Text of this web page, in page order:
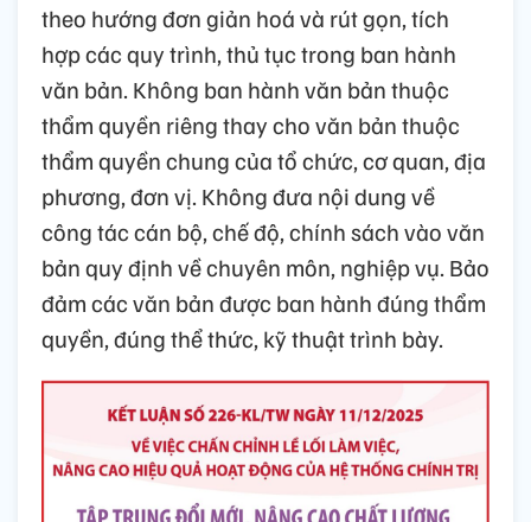
theo hướng đơn giản hoá và rút gọn, tích
hợp các quy trình, thủ tục trong ban hành
văn bản. Không ban hành văn bản thuộc
thẩm quyền riêng thay cho văn bản thuộc
thẩm quyền chung của tổ chức, cơ quan, địa
phương, đơn vị. Không đưa nội dung về
công tác cán bộ, chế độ, chính sách vào văn
bản quy định về chuyên môn, nghiệp vụ. Bảo
đảm các văn bản được ban hành đúng thẩm
quyền, đúng thể thức, kỹ thuật trình bày.